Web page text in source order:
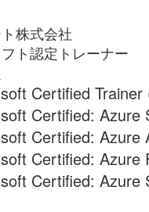
ト株式会社
ト認定トレーナー
Certified Trainer
Certified: Azure
Certified: Azure
Certified: Azure
Certified: Azure